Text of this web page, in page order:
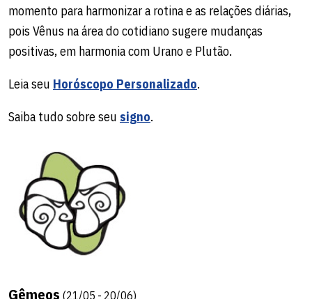
momento para harmonizar a rotina e as relações diárias,
pois Vênus na área do cotidiano sugere mudanças
positivas, em harmonia com Urano e Plutão.
Leia seu Horóscopo Personalizado.
Saiba tudo sobre seu signo.
Gêmeos (21/05 - 20/06)